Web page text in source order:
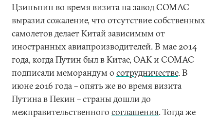
Цзиньпин во время визита на завод COMAC
выразил сожаление, что отсутствие собственных
самолетов делает Китай зависимым от
иностранных авиапроизводителей. В мае 2014
года, когда Путин был в Китае, ОАК и COMAC
подписали меморандум о сотрудничестве. В
июне 2016 года – опять же во время визита
Путина в Пекин – страны дошли до
межправительственного соглашения. Тогда же